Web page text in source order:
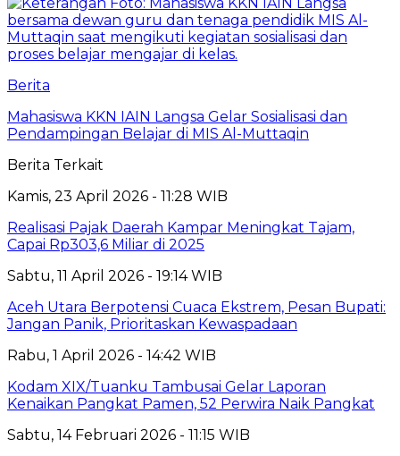
Berita
Mahasiswa KKN IAIN Langsa Gelar Sosialisasi dan
Pendampingan Belajar di MIS Al-Muttaqin
Berita Terkait
Kamis, 23 April 2026 - 11:28 WIB
Realisasi Pajak Daerah Kampar Meningkat Tajam,
Capai Rp303,6 Miliar di 2025
Sabtu, 11 April 2026 - 19:14 WIB
Aceh Utara Berpotensi Cuaca Ekstrem, Pesan Bupati:
Jangan Panik, Prioritaskan Kewaspadaan
Rabu, 1 April 2026 - 14:42 WIB
Kodam XIX/Tuanku Tambusai Gelar Laporan
Kenaikan Pangkat Pamen, 52 Perwira Naik Pangkat
Sabtu, 14 Februari 2026 - 11:15 WIB